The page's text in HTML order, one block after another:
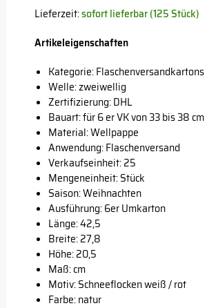
Lieferzeit:sofort lieferbar (125 Stück)
Artikeleigenschaften
Kategorie: Flaschenversandkartons
Welle: zweiwellig
Zertifizierung: DHL
Bauart: für 6 er VK von 33 bis 38 cm
Material: Wellpappe
Anwendung: Flaschenversand
Verkaufseinheit: 25
Mengeneinheit: Stück
Saison: Weihnachten
Ausführung: 6er Umkarton
Länge: 42,5
Breite: 27,8
Höhe: 20,5
Maß: cm
Motiv: Schneeflocken weiß / rot
Farbe: natur